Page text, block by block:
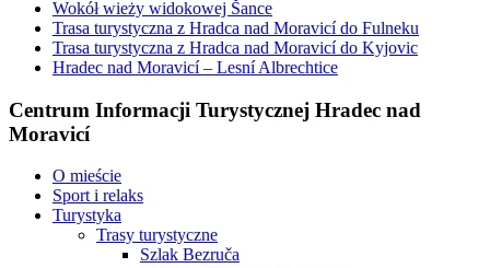
Wokół wieży widokowej Šance
Trasa turystyczna z Hradca nad Moravicí do Fulneku
Trasa turystyczna z Hradca nad Moravicí do Kyjovic
Hradec nad Moravicí – Lesní Albrechtice
Centrum Informacji Turystycznej Hradec nad
Moravicí
O mieście
Sport i relaks
Turystyka
Trasy turystyczne
Szlak Bezruča